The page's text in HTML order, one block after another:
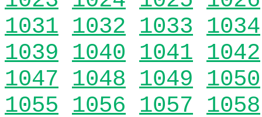
1031 1032 1033 1034
1039 1040 1041 1042
1047 1048 1049 1050
1055 1056 1057 1058